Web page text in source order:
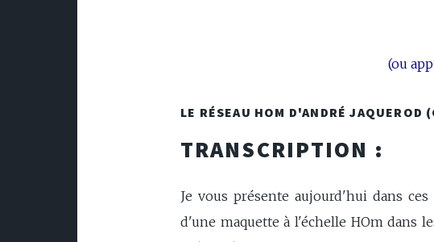
(ou
LE RÉSEAU HOM D'ANDRÉ JAQUEROD
TRANSCRIPTION :
Je vous présente aujourd'hui dans
d'une maquette à l'échelle HOm dans